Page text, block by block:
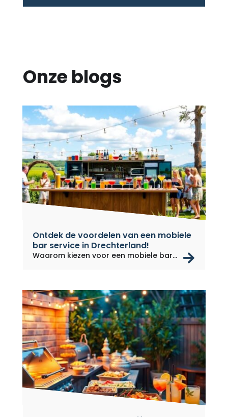
Onze blogs
Ontdek de voordelen van een mobiele
bar service in Drechterland!
Waarom kiezen voor een mobiele bar...